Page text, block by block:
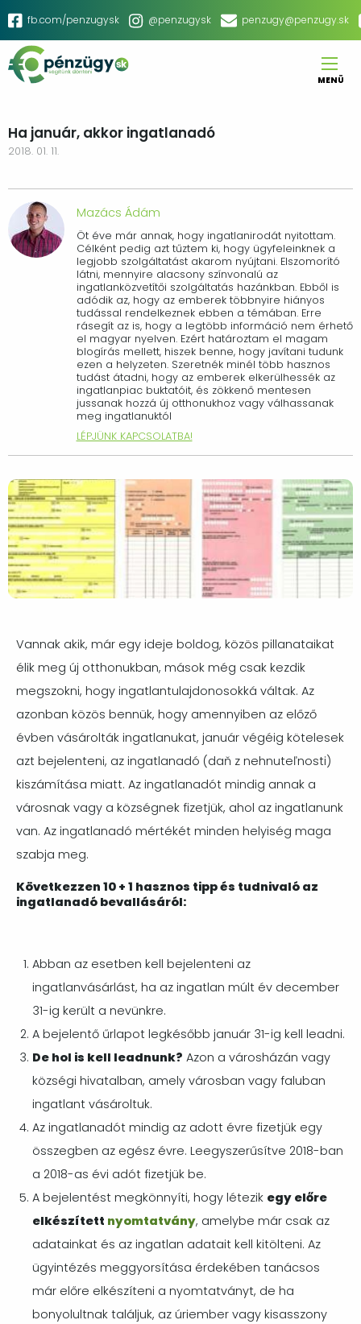
Ugrás
tartalomra
Social
menu
fb.com/penzugysk @penzugysk penzugy@penzugy.sk
MENÜ
Ha január, akkor ingatlanadó
2018. 01. 11.
Mazács Ádám
Öt éve már annak, hogy ingatlanirodát nyitottam.
Célként pedig azt tűztem ki, hogy ügyfeleinknek a
legjobb szolgáltatást akarom nyújtani. Elszomorító
látni, mennyire alacsony színvonalú az
ingatlanközvetítői szolgáltatás hazánkban. Ebből is
adódik az, hogy az emberek többnyire hiányos
tudással rendelkeznek ebben a témában. Erre
rásegít az is, hogy a legtöbb információ nem érhető
el magyar nyelven. Ezért határoztam el magam
blogírás mellett, hiszek benne, hogy javítani tudunk
ezen a helyzeten. Szeretnék minél több hasznos
tudást átadni, hogy az emberek elkerülhessék az
ingatlanpiac buktatóit, és zökkenő mentesen
jussanak hozzá új otthonukhoz vagy válhassanak
meg ingatlanuktól
LÉPJÜNK KAPCSOLATBA!
Vannak akik, már egy ideje boldog, közös pillanataikat
élik meg új otthonukban, mások még csak kezdik
megszokni, hogy ingatlantulajdonosokká váltak. Az
azonban közös bennük, hogy amennyiben az előző
évben vásárolták ingatlanukat, január végéig kötelesek
azt bejelenteni, az ingatlanadó (daň z nehnuteľnosti)
kiszámítása miatt. Az ingatlanadót mindig annak a
városnak vagy a községnek fizetjük, ahol az ingatlanunk
van. Az ingatlanadó mértékét minden helyiség maga
szabja meg.
Következzen 10 + 1 hasznos tipp és tudnivaló az
ingatlanadó bevallásáról:
Abban az esetben kell bejelenteni az
ingatlanvásárlást, ha az ingatlan múlt év december
31-ig került a nevünkre.
A bejelentő űrlapot legkésőbb január 31-ig kell leadni.
De hol is kell leadnunk? Azon a városházán vagy
községi hivatalban, amely városban vagy faluban
ingatlant vásároltuk.
Az ingatlanadót mindig az adott évre fizetjük egy
összegben az egész évre. Leegyszerűsítve 2018-ban
a 2018-as évi adót fizetjük be.
A bejelentést megkönnyíti, hogy létezik egy előre
elkészített nyomtatvány, amelybe már csak az
adatainkat és az ingatlan adatait kell kitölteni. Az
ügyintézés meggyorsítása érdekében tanácsos
már előre elkészíteni a nyomtatványt, de ha
bonyolultnak találjuk, az úriember vagy kisasszony